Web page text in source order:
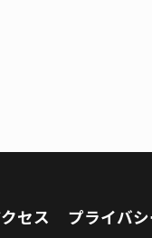
セス プライバ